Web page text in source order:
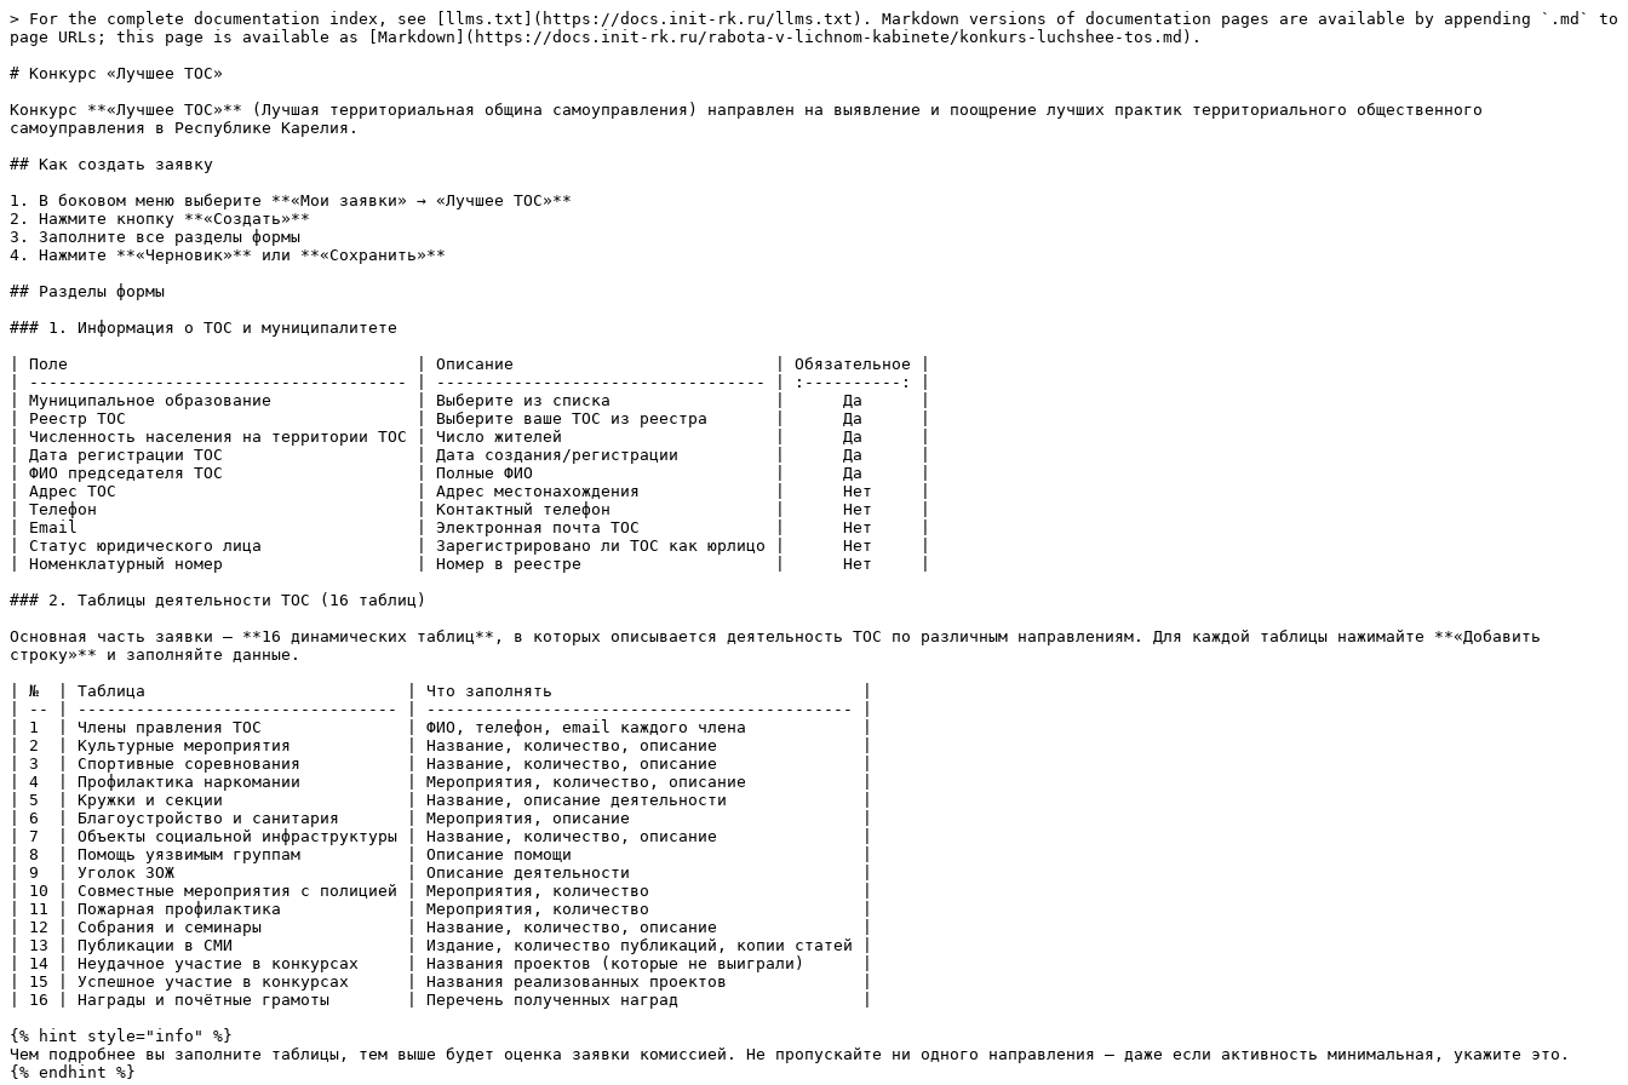
> For the complete documentation index, see [llms.txt](https://docs.init-rk.ru/llms.txt). Markdown versions of documentation pages are available by appending `.md` to
page URLs; this page is available as [Markdown](https://docs.init-rk.ru/rabota-v-lichnom-kabinete/konkurs-luchshee-tos.md).
# Конкурс «Лучшее ТОС»
Конкурс **«Лучшее ТОС»** (Лучшая территориальная община самоуправления) направлен на выявление и поощрение лучших практик территориального общественного
самоуправления в Республике Карелия.
## Как создать заявку
1. В боковом меню выберите **«Мои заявки» → «Лучшее ТОС»**
2. Нажмите кнопку **«Создать»**
3. Заполните все разделы формы
4. Нажмите **«Черновик»** или **«Сохранить»**
## Разделы формы
### 1. Информация о ТОС и муниципалитете
| Поле                                    | Описание                           | Обязательное |
| --------------------------------------- | ---------------------------------- | :----------: |
| Муниципальное образование               | Выберите из списка                 |      Да      |
| Реестр ТОС                              | Выберите ваше ТОС из реестра       |      Да      |
| Численность населения на территории ТОС | Число жителей                      |      Да      |
| Дата регистрации ТОС                    | Дата создания/регистрации          |      Да      |
| ФИО председателя ТОС                    | Полные ФИО                         |      Да      |
| Адрес ТОС                               | Адрес местонахождения              |      Нет     |
| Телефон                                 | Контактный телефон                 |      Нет     |
| Email                                   | Электронная почта ТОС              |      Нет     |
| Статус юридического лица                | Зарегистрировано ли ТОС как юрлицо |      Нет     |
| Номенклатурный номер                    | Номер в реестре                    |      Нет     |
### 2. Таблицы деятельности ТОС (16 таблиц)
Основная часть заявки — **16 динамических таблиц**, в которых описывается деятельность ТОС по различным направлениям. Для каждой таблицы нажимайте **«Добавить
строку»** и заполняйте данные.
| №  | Таблица                           | Что заполнять                                |
| -- | --------------------------------- | -------------------------------------------- |
| 1  | Члены правления ТОС               | ФИО, телефон, email каждого члена            |
| 2  | Культурные мероприятия            | Название, количество, описание               |
| 3  | Спортивные соревнования           | Название, количество, описание               |
| 4  | Профилактика наркомании           | Мероприятия, количество, описание            |
| 5  | Кружки и секции                   | Название, описание деятельности              |
| 6  | Благоустройство и санитария       | Мероприятия, описание                        |
| 7  | Объекты социальной инфраструктуры | Название, количество, описание               |
| 8  | Помощь уязвимым группам           | Описание помощи                              |
| 9  | Уголок ЗОЖ                        | Описание деятельности                        |
| 10 | Совместные мероприятия с полицией | Мероприятия, количество                      |
| 11 | Пожарная профилактика             | Мероприятия, количество                      |
| 12 | Собрания и семинары               | Название, количество, описание               |
| 13 | Публикации в СМИ                  | Издание, количество публикаций, копии статей |
| 14 | Неудачное участие в конкурсах     | Названия проектов (которые не выиграли)      |
| 15 | Успешное участие в конкурсах      | Названия реализованных проектов              |
| 16 | Награды и почётные грамоты        | Перечень полученных наград                   |
{% hint style="info" %}
Чем подробнее вы заполните таблицы, тем выше будет оценка заявки комиссией. Не пропускайте ни одного направления — даже если активность минимальная, укажите это.
{% endhint %}